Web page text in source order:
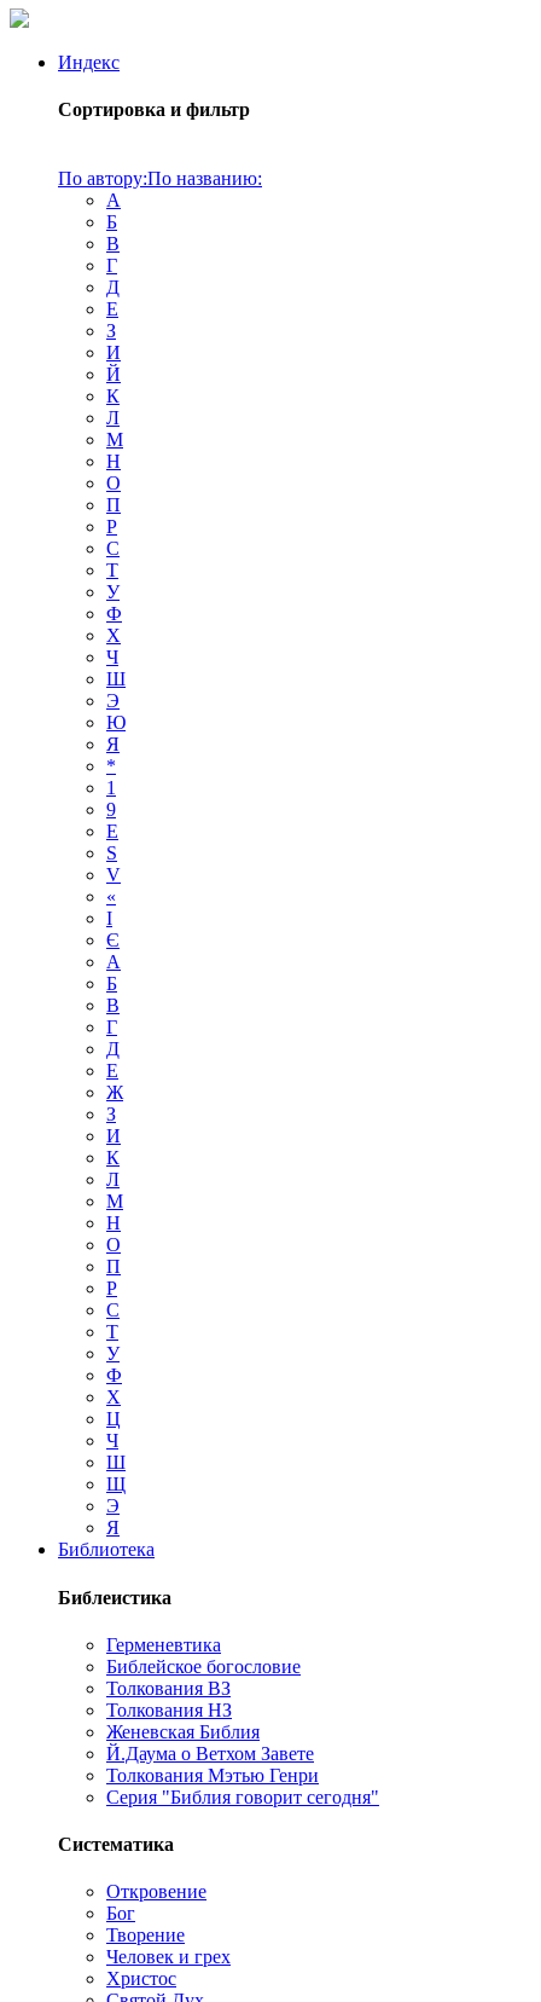
Индекс
Сортировка и фильтр
По автору:По названию:
А
Б
В
Г
Д
Е
З
И
Й
К
Л
М
Н
О
П
Р
С
Т
У
Ф
Х
Ч
Ш
Э
Ю
Я
*
1
9
E
S
V
«
І
Є
А
Б
В
Г
Д
Е
Ж
З
И
К
Л
М
Н
О
П
Р
С
Т
У
Ф
Х
Ц
Ч
Ш
Щ
Э
Я
Библиотека
Библеистика
Герменевтика
Библейское богословие
Толкования ВЗ
Толкования НЗ
Женевская Библия
Й.Даума о Ветхом Завете
Толкования Мэтью Генри
Серия "Библия говорит сегодня"
Систематика
Откровение
Бог
Творение
Человек и грех
Христос